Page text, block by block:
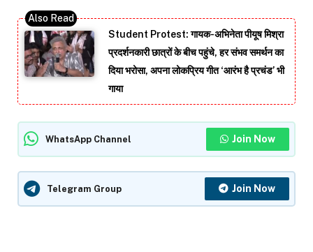
Student Protest: गायक-अभिनेता पीयूष मिश्रा
प्रदर्शनकारी छात्रों के बीच पहुंचे, हर संभव समर्थन का
दिया भरोसा, अपना लोकप्रिय गीत ‘आरंभ है प्रचंड’ भी
गाया
WhatsApp Channel Join Now
Telegram Group Join Now